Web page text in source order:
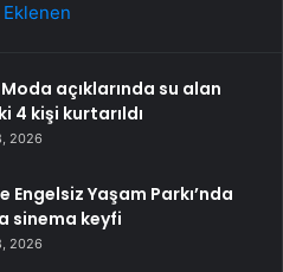
açıklarında su alan
4 kişi kurtarıldı
2026
Engelsiz Yaşam Parkı’nda
sinema keyfi
2026